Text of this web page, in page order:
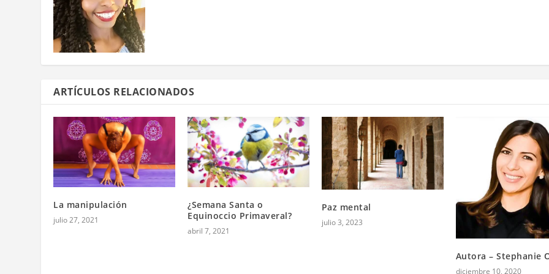
ARTÍCULOS RELACIONADOS
La manipulación
julio 27, 2021
¿Semana Santa o
Equinoccio Primaveral?
abril 7, 2021
Paz mental
julio 3, 2023
Autora – Stephanie
diciembre 10, 2020